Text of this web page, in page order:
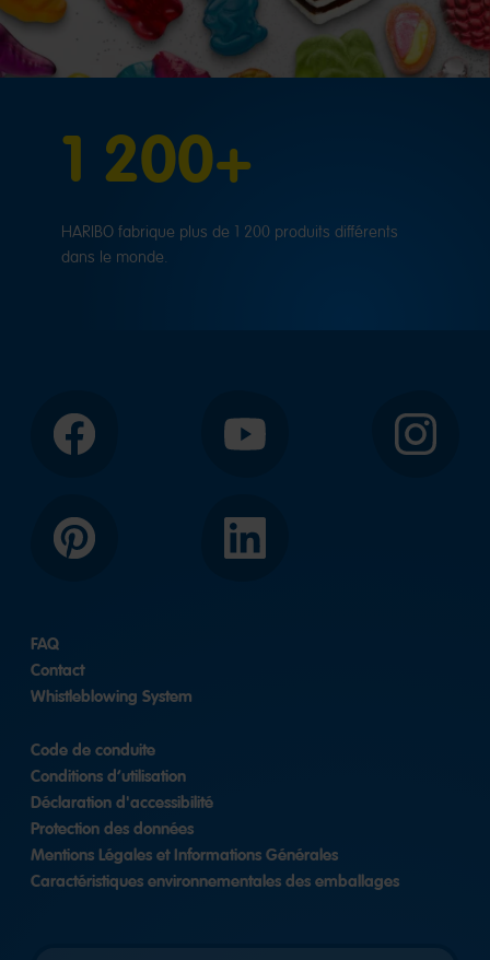
1 200+
HARIBO fabrique plus de 1 200 produits différents
dans le monde.
Facebook YouTube Instagram
Pinterest LinkedIn
FAQ
Contact
Whistleblowing System
Code de conduite
Conditions d’utilisation
Déclaration d'accessibilité
Protection des données
Mentions Légales et Informations Générales
Caractéristiques environnementales des emballages